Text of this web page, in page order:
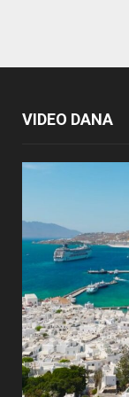
VIDEO DANA